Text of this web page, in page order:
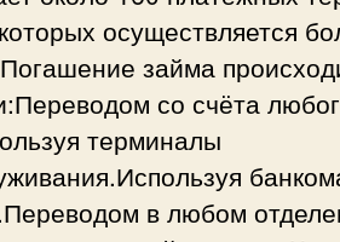
осуществляется
займа
со счёта
терминалы
в любом